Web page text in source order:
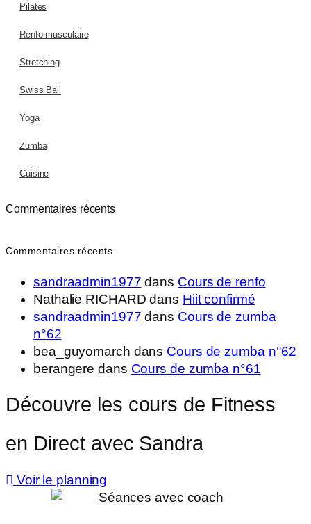
Pilates
Renfo musculaire
Stretching
Swiss Ball
Yoga
Zumba
Cuisine
Commentaires récents
Commentaires récents
sandraadmin1977 dans Cours de renfo
Nathalie RICHARD dans Hiit confirmé
sandraadmin1977 dans Cours de zumba
n°62
bea_guyomarch dans Cours de zumba n°62
berangere dans Cours de zumba n°61
Découvre les cours de Fitness
en Direct avec Sandra
Voir le planning